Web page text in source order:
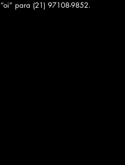
“oi” para (21) 97108-9852.